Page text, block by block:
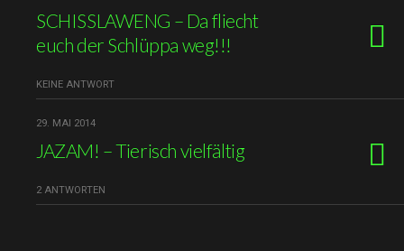
SCHISSLAWENG – Da fliecht
euch der Schlüppa weg!!!
KEINE ANTWORT
29. MAI 2014
JAZAM! – Tierisch vielfältig
2 ANTWORTEN